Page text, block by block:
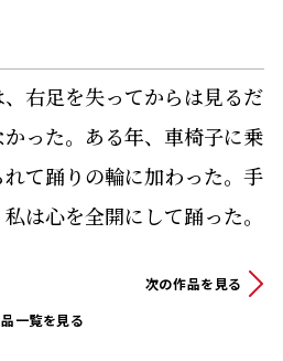
右足を失ってからは見るだ
った。ある年、車椅子に乗
て踊りの輪に加わった。手
は心を全開にして踊った。
一覧を見る
次の作品を見る